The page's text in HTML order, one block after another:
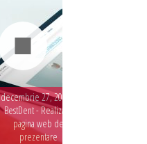
decembrie 27, 2019 -
BestDent - Realizare
pagina web de
prezentare